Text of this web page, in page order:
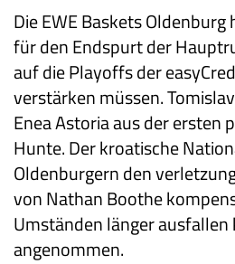
Die EWE Baskets
für den Endspurt der
auf die Playoffs der
verstärken müssen.
Enea Astoria aus der ersten
Hunte. Der kroatische
Oldenburgern den
von Nathan Boothe
Umständen länger
angenommen.